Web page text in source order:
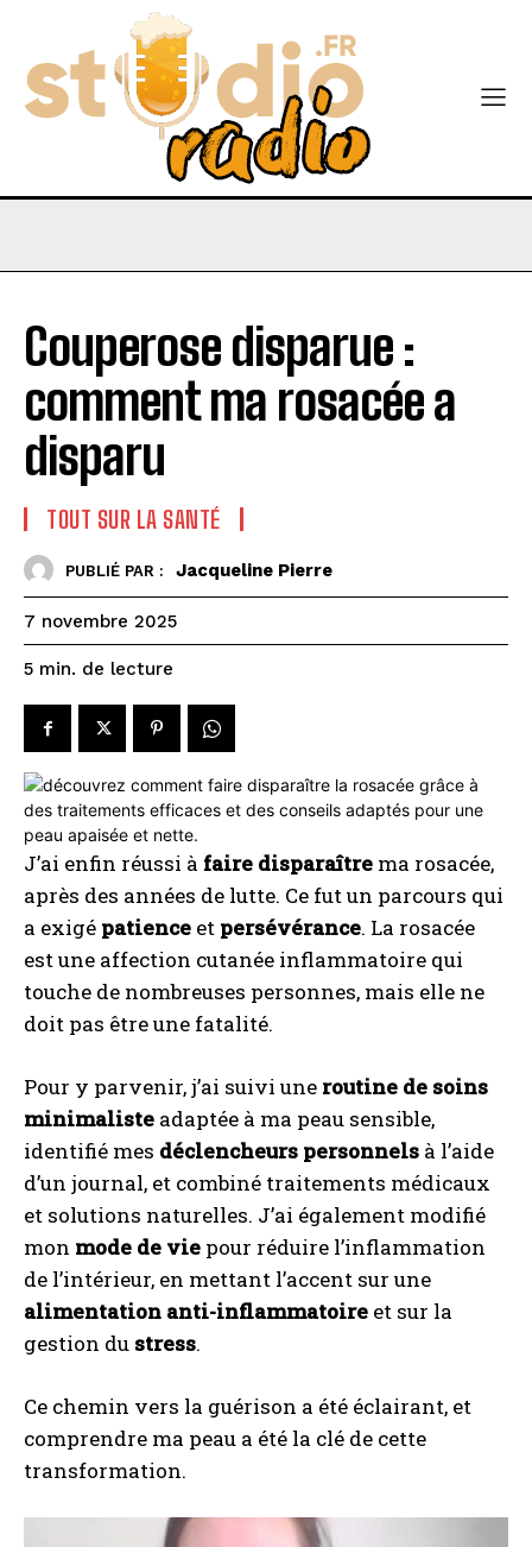
Couperose disparue :
comment ma rosacée a
disparu
TOUT SUR LA SANTÉ
PUBLIÉ PAR : Jacqueline Pierre
7 novembre 2025
5 min. de lecture
J’ai enfin réussi à faire disparaître ma rosacée,
après des années de lutte. Ce fut un parcours qui
a exigé patience et persévérance. La rosacée
est une affection cutanée inflammatoire qui
touche de nombreuses personnes, mais elle ne
doit pas être une fatalité.
Pour y parvenir, j’ai suivi une routine de soins
minimaliste adaptée à ma peau sensible,
identifié mes déclencheurs personnels à l’aide
d’un journal, et combiné traitements médicaux
et solutions naturelles. J’ai également modifié
mon mode de vie pour réduire l’inflammation
de l’intérieur, en mettant l’accent sur une
alimentation anti-inflammatoire et sur la
gestion du stress.
Ce chemin vers la guérison a été éclairant, et
comprendre ma peau a été la clé de cette
transformation.